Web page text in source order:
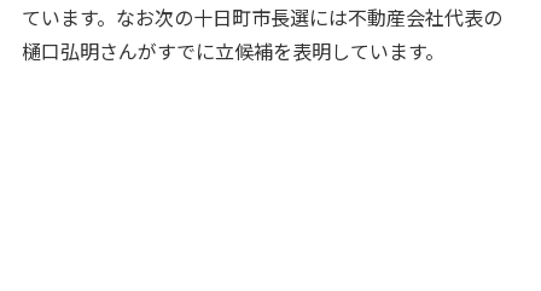
ています。なお次の十日町市長選には不動産会社代表の
樋口弘明さんがすでに立候補を表明しています。